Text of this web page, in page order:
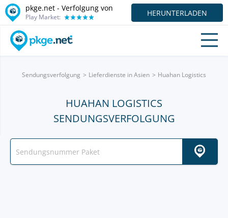
pkge.net - Verfolgung von
Play Market: HERUNTERLADEN
Sendungsverfolgung Lieferdienste in Asien Huahan Logistics
HUAHAN LOGISTICS
SENDUNGSVERFOLGUNG